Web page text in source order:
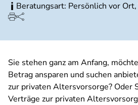
Beratungsart: Persönlich vor
Sie stehen ganz am Anfang,
Betrag ansparen und suchen
zur privaten Altersvorsorge? Oder
Verträge zur privaten